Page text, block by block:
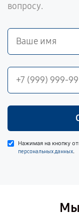
вопросу.
Нажимая на кнопку
персональных данных.
Мы